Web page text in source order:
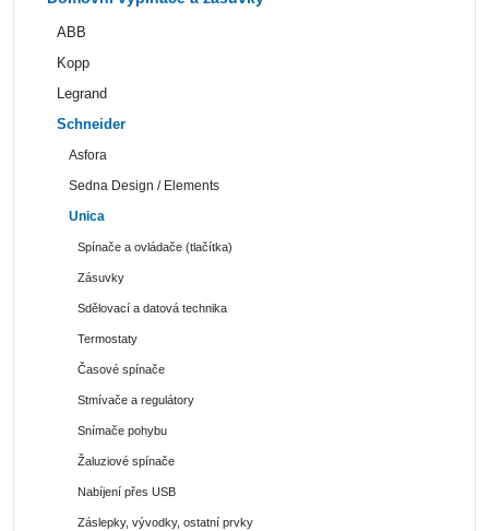
ABB
Kopp
Legrand
Schneider
Asfora
Sedna Design / Elements
Unica
Spínače a ovládače (tlačítka)
Zásuvky
Sdělovací a datová technika
Termostaty
Časové spínače
Stmívače a regulátory
Snímače pohybu
Žaluziové spínače
Nabíjení přes USB
Záslepky, vývodky, ostatní prvky